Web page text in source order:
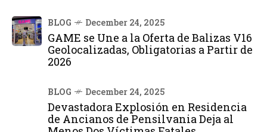
BLOG December 24, 2025
GAME se Une a la Oferta de Balizas V16
Geolocalizadas, Obligatorias a Partir de
2026
BLOG December 24, 2025
Devastadora Explosión en Residencia
de Ancianos de Pensilvania Deja al